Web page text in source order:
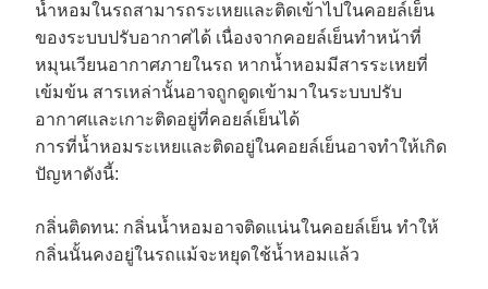
น้ำหอมในรถสามารถระเหยและติดเข้าไปในคอยล์เย็น
ของระบบปรับอากาศได้ เนื่องจากคอยล์เย็นทำหน้าที่
หมุนเวียนอากาศภายในรถ หากน้ำหอมมีสารระเหยที่
เข้มข้น สารเหล่านั้นอาจถูกดูดเข้ามาในระบบปรับ
อากาศและเกาะติดอยู่ที่คอยล์เย็นได้
การที่น้ำหอมระเหยและติดอยู่ในคอยล์เย็นอาจทำให้เกิด
ปัญหาดังนี้:
กลิ่นติดทน: กลิ่นน้ำหอมอาจติดแน่นในคอยล์เย็น ทำให้
กลิ่นนั้นคงอยู่ในรถแม้จะหยุดใช้น้ำหอมแล้ว